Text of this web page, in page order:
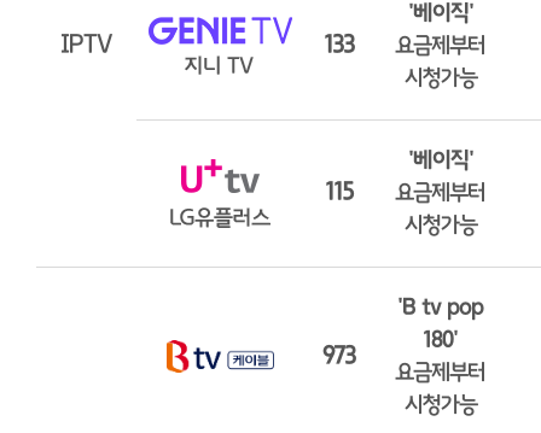
IPTV 133
'베이직'
요금제부터
시청가능
115
'베이직'
요금제부터
시청가능
973
'B tv pop
180'
요금제부터
시청가능